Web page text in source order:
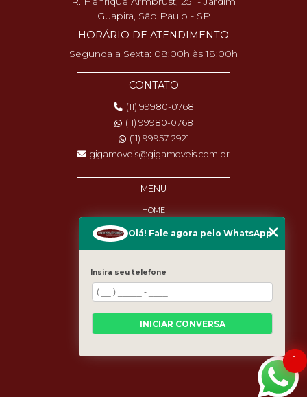
Guapira, São Paulo - SP
HORÁRIO DE ATENDIMENTO
Segunda a Sexta: 08:00h às 18:00h
CONTATO
(11) 99980-0768
(11) 99980-0768
(11) 99957-2921
gigamoveis@gigamoveis.com.br
MENU
HOME
PRODUTOS
MANUTENÇÃO
CASES
MAPA DO SITE
1
Olá! Fale agora pelo WhatsApp
Insira seu telefone
INICIAR CONVERSA